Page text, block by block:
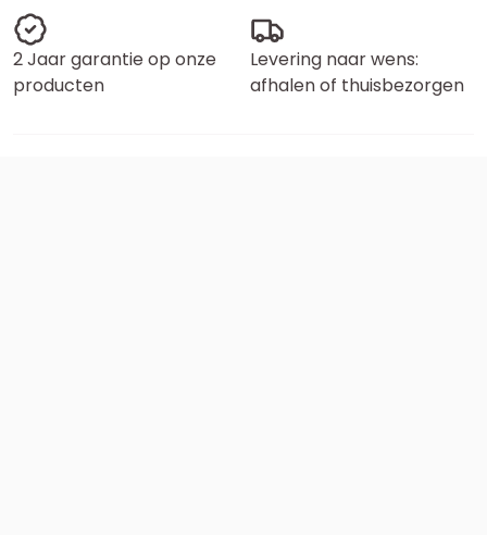
2 Jaar garantie op onze
producten
Levering naar wens:
afhalen of thuisbezorgen